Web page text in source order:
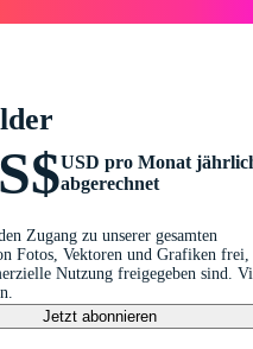
USD pro Monat
abgerechnet
Zugang zu unserer gesamten
Fotos, Vektoren und Grafiken frei,
Nutzung freigegeben sind.
Jetzt abonnieren